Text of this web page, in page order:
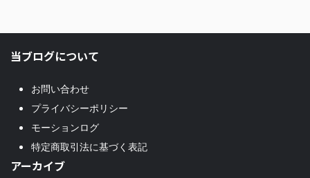
当ブログについて
お問い合わせ
プライバシーポリシー
モーションログ
特定商取引法に基づく表記
アーカイブ